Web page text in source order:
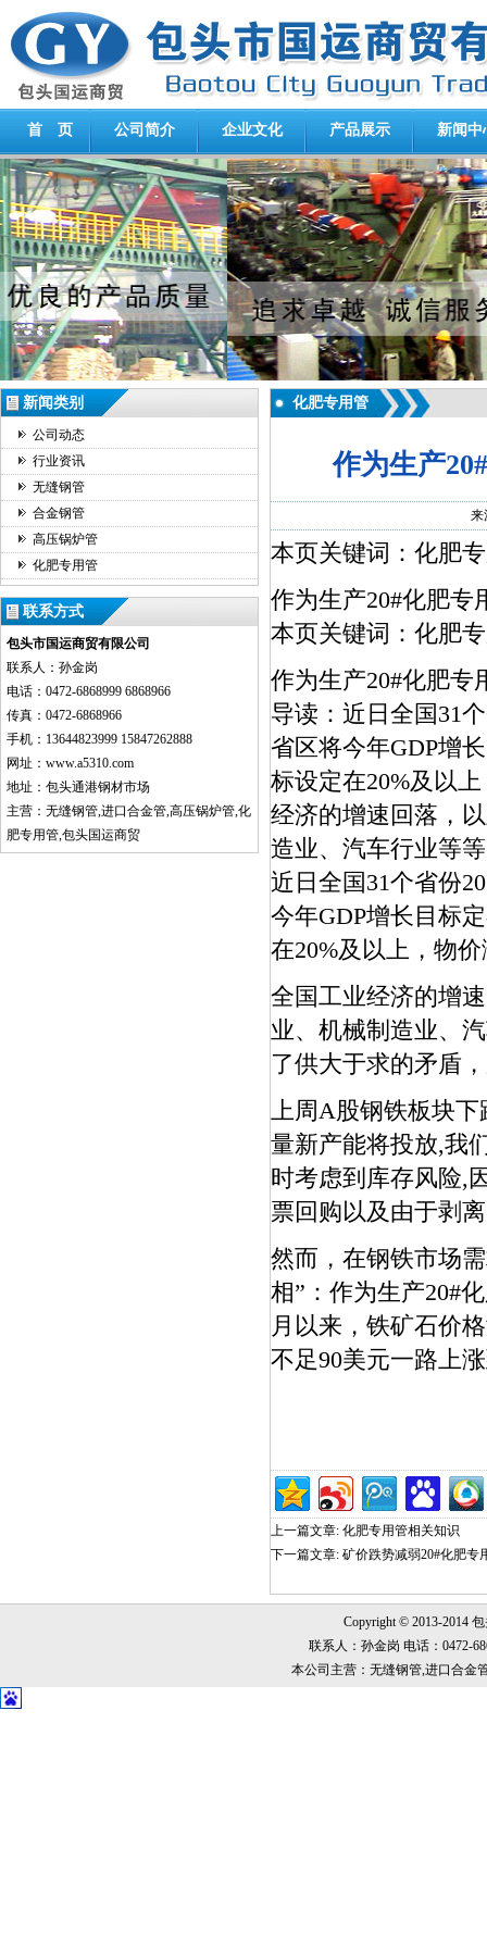
首 页 公司简介 企业文化 产品展示 新闻中
新闻类别
公司动态
行业资讯
无缝钢管
合金钢管
高压锅炉管
化肥专用管
联系方式
包头市国运商贸有限公司
联系人：孙金岗
电话：0472-6868999 6868966
传真：0472-6868966
手机：13644823999 15847262888
网址：www.a5310.com
地址：包头通港钢材市场
主营：无缝钢管,进口合金管,高压锅炉管,化
肥专用管,包头国运商贸
化肥专用管
作为生产
来
本页关键词：化肥
作为生产20#化肥专
本页关键词：化肥
作为生产20#化肥专
导读：近日全国31
省区将今年GDP增
标设定在20%及以
经济的增速回落，
造业、汽车行业等
近日全国31个省份
今年GDP增长目标
在20%及以上，物
全国工业经济的增
业、机械制造业、
了供大于求的矛盾
上周A股钢铁板块下
量新产能将投放,我
时考虑到库存风险,
票回购以及由于剥
然而，在钢铁市场
相”：作为生产20#
月以来，铁矿石价
不足90美元一路上
上一篇文章: 化肥专用管相关知识
下一篇文章: 矿价跌势减弱20#化肥专
Copyright © 2013-2014
联系人：孙金岗 电话：0472-
本公司主营：无缝钢管,进口合金